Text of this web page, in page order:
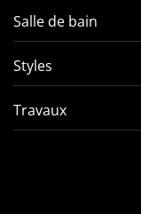
Salle de bain
Styles
Travaux